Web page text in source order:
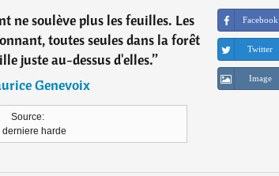
ne soulève plus les feuilles. Les
toutes seules dans la forêt
juste au-dessus d'elles.”
Genevoix
Source:
derniere harde
Facebook
Twitter
Image